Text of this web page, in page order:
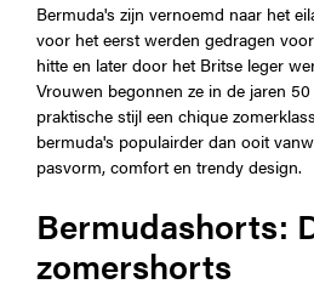
Bermuda's zijn vernoemd naar het
voor het eerst werden gedragen
hitte en later door het Britse leger
Vrouwen begonnen ze in de jaren
praktische stijl een chique
bermuda's populairder dan ooit
pasvorm, comfort en trendy design.
Bermudashorts:
zomershorts